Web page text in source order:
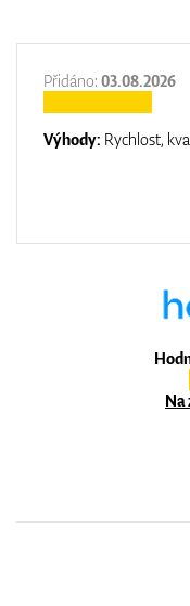
Na
Přidáno: 03.08.2026
Výhody: Rychlost,